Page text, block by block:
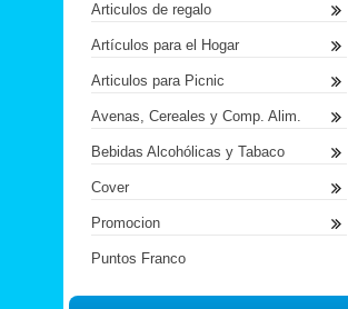
Articulos de regalo
Artículos para el Hogar
Articulos para Picnic
Avenas, Cereales y Comp. Alim.
Bebidas Alcohólicas y Tabaco
Cover
Promocion
Puntos Franco